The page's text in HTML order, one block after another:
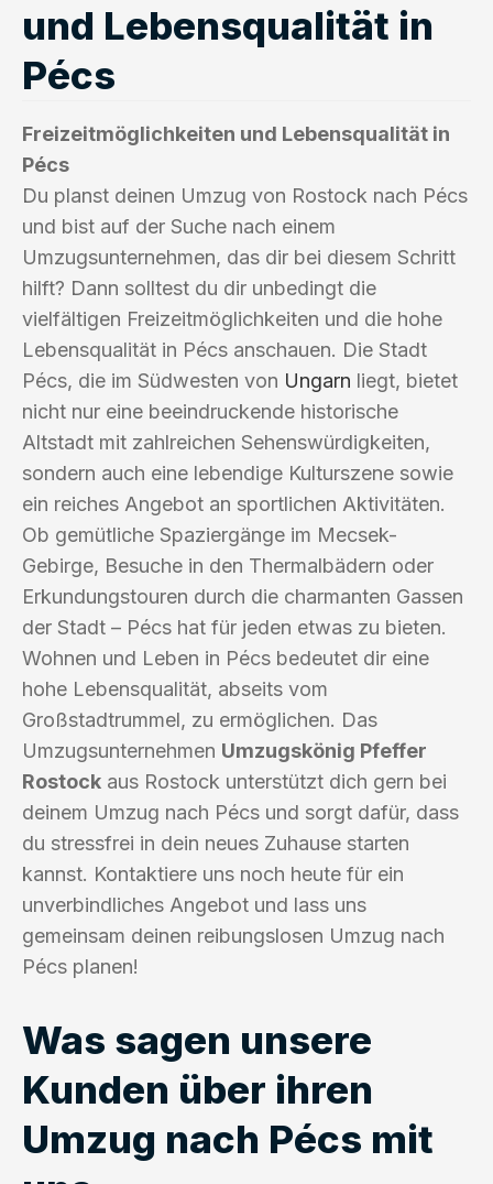
und Lebensqualität in
Pécs
Freizeitmöglichkeiten und Lebensqualität in
Pécs
Du planst deinen Umzug von Rostock nach Pécs
und bist auf der Suche nach einem
Umzugsunternehmen, das dir bei diesem Schritt
hilft? Dann solltest du dir unbedingt die
vielfältigen Freizeitmöglichkeiten und die hohe
Lebensqualität in Pécs anschauen. Die Stadt
Pécs, die im Südwesten von Ungarn liegt, bietet
nicht nur eine beeindruckende historische
Altstadt mit zahlreichen Sehenswürdigkeiten,
sondern auch eine lebendige Kulturszene sowie
ein reiches Angebot an sportlichen Aktivitäten.
Ob gemütliche Spaziergänge im Mecsek-
Gebirge, Besuche in den Thermalbädern oder
Erkundungstouren durch die charmanten Gassen
der Stadt – Pécs hat für jeden etwas zu bieten.
Wohnen und Leben in Pécs bedeutet dir eine
hohe Lebensqualität, abseits vom
Großstadtrummel, zu ermöglichen. Das
Umzugsunternehmen Umzugskönig Pfeffer
Rostock aus Rostock unterstützt dich gern bei
deinem Umzug nach Pécs und sorgt dafür, dass
du stressfrei in dein neues Zuhause starten
kannst. Kontaktiere uns noch heute für ein
unverbindliches Angebot und lass uns
gemeinsam deinen reibungslosen Umzug nach
Pécs planen!
Was sagen unsere
Kunden über ihren
Umzug nach Pécs mit